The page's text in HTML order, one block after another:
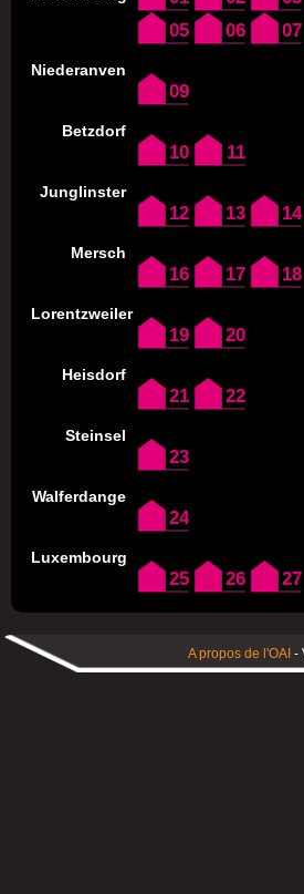
05
06 07
Niederanven
09
Betzdorf
10 11
Junglinster
12 13 14
Mersch
16 17 18
Lorentzweiler
19 20
Heisdorf
21 22
Steinsel
23
Walferdange
24
Luxembourg
25 26 27
A propos de l'OAI -